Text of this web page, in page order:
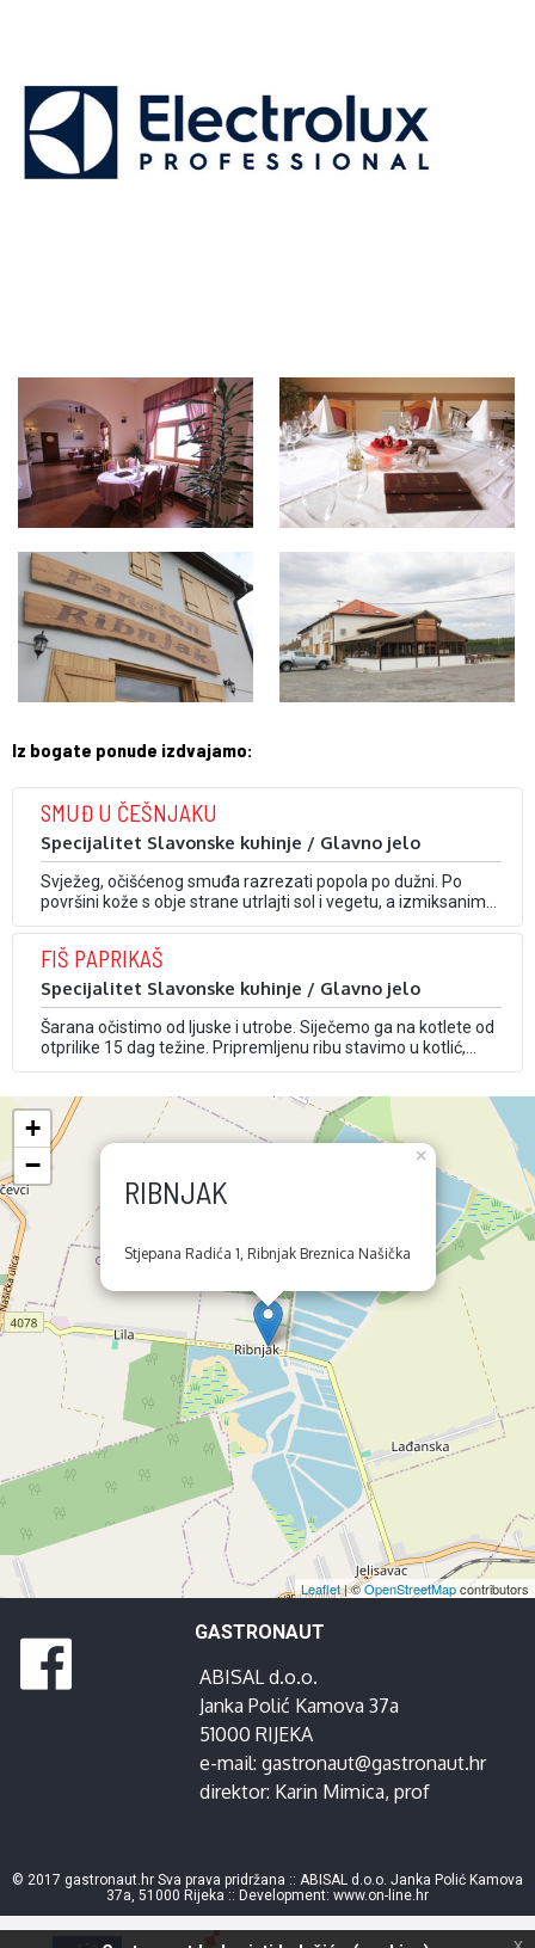
Iz bogate ponude izdvajamo:
SMUĐ U ČEŠNJAKU
Specijalitet Slavonske kuhinje / Glavno jelo
Svježeg, očišćenog smuđa razrezati popola po dužni. Po
površini kože s obje strane utrlajti sol i vegetu, a izmiksanim
češnjakom u unutrašnju stranu. Položiti polovice u
vatrostalnu zdjelu i posipati ostatkom luka. Tako pripremljenu
ribu preliti s 0,2 l vrela ulja. Peći u pečnici na 200°C oko 10-15
minuta. Zatim …
FIŠ PAPRIKAŠ
Specijalitet Slavonske kuhinje / Glavno jelo
Šarana očistimo od ljuske i utrobe. Siječemo ga na kotlete od
otprilike 15 dag težine. Pripremljenu ribu stavimo u kotlić,
dodamo mljeveni luk, koncentrat od rajčice, feferone i sol
izgnječiti). Kada fiš prokuha, dodajemo slatku papriku. Fiš
mora kuhati …
RIBNJAK
Stjepana Radića 1, Ribnjak Breznica Našička
×
+
−
Leaflet| ©OpenStreetMapcontributors
GASTRONAUT
ABISAL d.o.o.
Janka Polić Kamova 37a
51000 RIJEKA
e-mail: gastronaut@gastronaut.hr
direktor: Karin Mimica, prof
© 2017 gastronaut.hr Sva prava pridržana :: ABISAL d.o.o. Janka Polić Kamova
37a, 51000 Rijeka :: Development: www.on-line.hr